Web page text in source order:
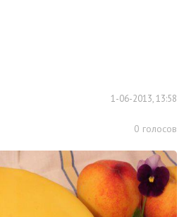
1-06-2013, 13:58
0 голосов